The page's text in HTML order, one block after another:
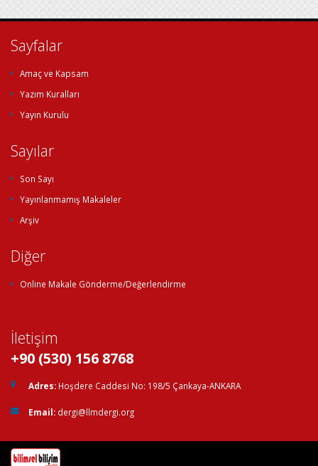
Sayfalar
Amaç ve Kapsam
Yazım Kuralları
Yayın Kurulu
Sayılar
Son Sayı
Yayınlanmamış Makaleler
Arşiv
Diğer
Online Makale Gönderme/Değerlendirme
İletişim
+90 (530) 156 8768
Adres: Hoşdere Caddesi No: 198/5 Çankaya-ANKARA
Email: dergi@llmdergi.org